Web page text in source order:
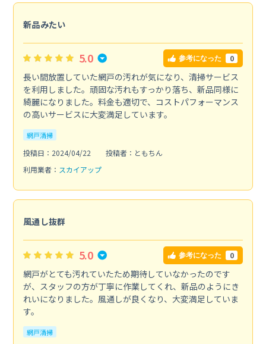
新品みたい
5.0 参考になった 0
長い間放置していた網戸の汚れが気になり、清掃サービス
を利用しました。頑固な汚れもすっかり落ち、新品同様に
綺麗になりました。料金も適切で、コストパフォーマンス
の高いサービスに大変満足しています。
網戸清掃
投稿日：2024/04/22
投稿者：ともちん
利用業者： スカイアップ
風通し抜群
5.0 参考になった 0
網戸がとても汚れていたため期待していなかったのです
が、スタッフの方が丁寧に作業してくれ、新品のようにき
れいになりました。風通しが良くなり、大変満足していま
す。
網戸清掃